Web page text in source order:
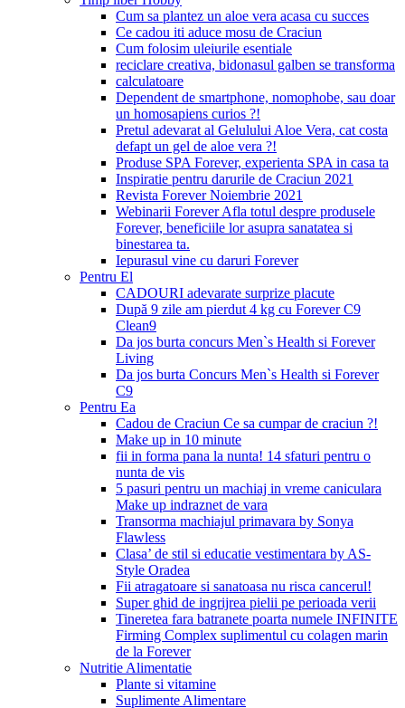
Cum sa plantez un aloe vera acasa cu succes
Ce cadou iti aduce mosu de Craciun
Cum folosim uleiurile esentiale
reciclare creativa, bidonasul galben se transforma
calculatoare
Dependent de smartphone, nomophobe, sau doar
un homosapiens curios ?!
Pretul adevarat al Gelulului Aloe Vera, cat costa
defapt un gel de aloe vera ?!
Produse SPA Forever, experienta SPA in casa ta
Inspiratie pentru darurile de Craciun 2021
Revista Forever Noiembrie 2021
Webinarii Forever Afla totul despre produsele
Forever, beneficiile lor asupra sanatatea si
binestarea ta.
Iepurasul vine cu daruri Forever
Pentru El
CADOURI adevarate surprize placute
După 9 zile am pierdut 4 kg cu Forever C9
Clean9
Da jos burta concurs Men`s Health si Forever
Living
Da jos burta Concurs Men`s Health si Forever
C9
Pentru Ea
Cadou de Craciun Ce sa cumpar de craciun ?!
Make up in 10 minute
fii in forma pana la nunta! 14 sfaturi pentru o
nunta de vis
5 pasuri pentru un machiaj in vreme caniculara
Make up indraznet de vara
Transorma machiajul primavara by Sonya
Flawless
Clasa’ de stil si educatie vestimentara by AS-
Style Oradea
Fii atragatoare si sanatoasa nu risca cancerul!
Super ghid de ingrijrea pielii pe perioada verii
Tineretea fara batranete poarta numele INFINITE
Firming Complex suplimentul cu colagen marin
de la Forever
Nutritie Alimentatie
Plante si vitamine
Suplimente Alimentare